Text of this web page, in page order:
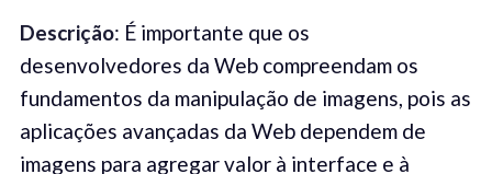
Descrição: É importante que os
desenvolvedores da Web compreendam os
fundamentos da manipulação de imagens, pois as
aplicações avançadas da Web dependem de
imagens para agregar valor à interface e à